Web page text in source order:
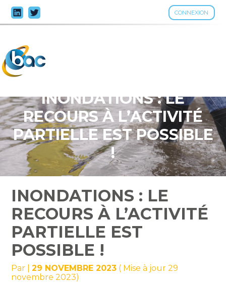
CONNEXION
Aller
au
INONDATIONS : LE
RECOURS À L’ACTIVITÉ
PARTIELLE EST POSSIBLE
!
INONDATIONS : LE
RECOURS À L’ACTIVITÉ
PARTIELLE EST
POSSIBLE !
Par |29 NOVEMBRE 2023 ( Mise à jour 29
novembre 2023)